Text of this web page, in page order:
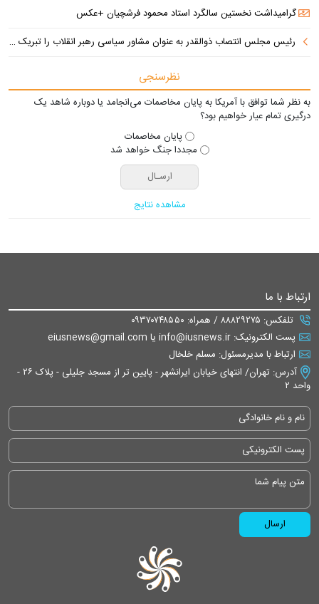
گرامیداشت نخستین سالگرد استاد محمود فرشچیان +عکس
رئیس مجلس انتصاب ذوالقدر به عنوان مشاور سیاسی رهبر انقلاب را تبریک گفت
نظرسنجی
به نظر شما توافق با آمریکا به پایان مخاصمات می‌انجامد یا دوباره شاهد یک
درگیری تمام عیار خواهیم بود؟
پایان مخاصمات
مجددا جنگ خواهد شد
مشاهده نتایج
ارتباط با ما
تلفکس: ۸۸۸۲۹۲۷۵ / همراه: ۰۹۳۷۰۷۴۸۵۵۰
پست الکترونیک: info@iusnews.ir یا eiusnews@gmail.com
ارتباط با مدیرمسئول: مسلم خلخال
آدرس: تهران/ انتهای خیابان ایرانشهر - پایین تر از مسجد جلیلی - پلاک ۲۶ -
واحد ۲